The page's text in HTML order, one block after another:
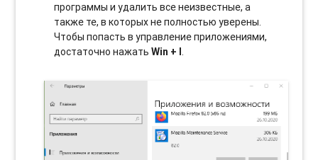
программы и удалить все неизвестные, а
также те, в которых не полностью уверены.
Чтобы попасть в управление приложениями,
достаточно нажатьWin + I.